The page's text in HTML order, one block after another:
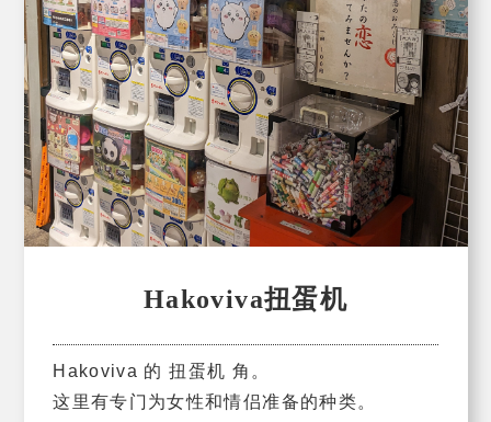
Hakoviva扭蛋机
Hakoviva 的 扭蛋机 角。
这里有专门为女性和情侣准备的种类。